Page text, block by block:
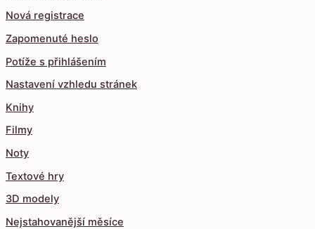
Nová registrace
Zapomenuté heslo
Potíže s přihlášením
Nastavení vzhledu stránek
Knihy
Filmy
Noty
Textové hry
3D modely
Nejstahovanější měsíce